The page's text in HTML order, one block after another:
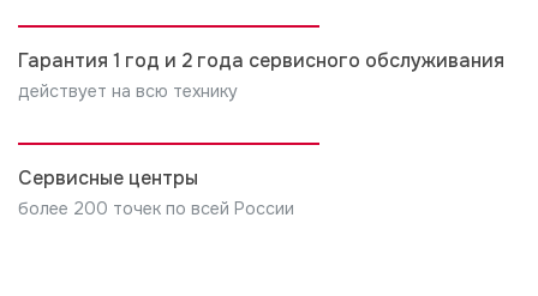
Гарантия 1 год и 2 года сервисного обслуживания
действует на всю технику
Сервисные центры
более 200 точек по всей России